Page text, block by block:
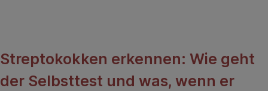
Streptokokken erkennen: Wie geht
der Selbsttest und was, wenn er